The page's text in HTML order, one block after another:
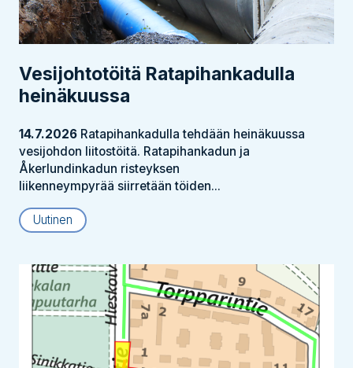
Vesijohtotöitä Ratapihankadulla
heinäkuussa
14.7.2026 Ratapihankadulla tehdään heinäkuussa
vesijohdon liitostöitä. Ratapihankadun ja
Åkerlundinkadun risteyksen
liikenneympyrää siirretään töiden...
Uutinen